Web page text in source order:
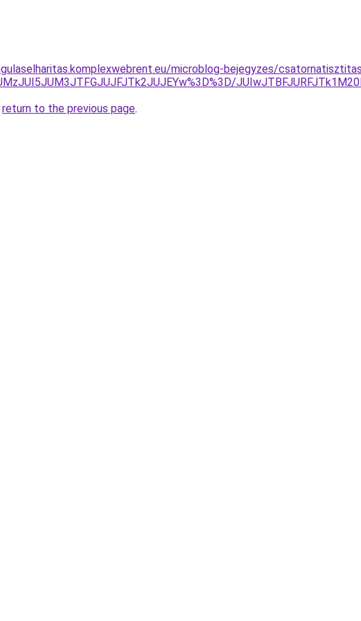
microblog-bejegyzes/
return to the previous page.